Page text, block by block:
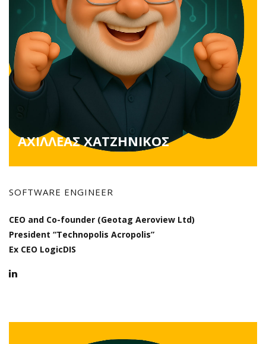
ΑΧΙΛΛΕΑΣ ΧΑΤΖΗΝΙΚΟΣ
SOFTWARE ENGINEER
CEO and Co-founder (Geotag Aeroview Ltd)
President “Technopolis Acropolis”
Ex CEO LogicDIS